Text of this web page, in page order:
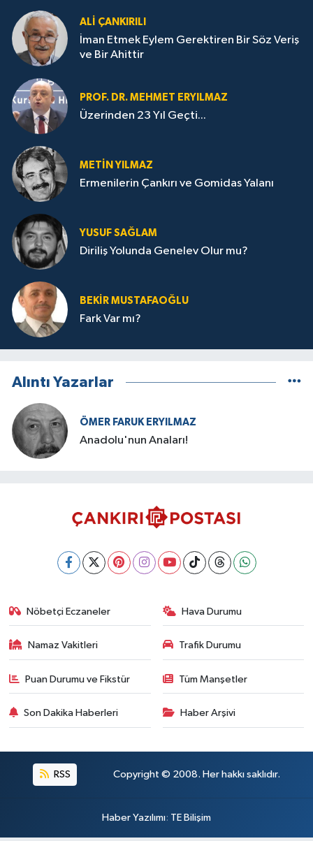
ALI ÇANKIRILI
İman Etmek Eylem Gerektiren Bir Söz Veriş
ve Bir Ahittir
PROF. DR. MEHMET ERYILMAZ
Üzerinden 23 Yıl Geçti...
METIN YILMAZ
Ermenilerin Çankırı ve Gomidas Yalanı
YUSUF SAĞLAM
Diriliş Yolunda Genelev Olur mu?
BEKIR MUSTAFAOĞLU
Fark Var mı?
Alıntı Yazarlar
ÖMER FARUK ERYILMAZ
Anadolu'nun Anaları!
Nöbetçi Eczaneler Hava Durumu
Namaz Vakitleri Trafik Durumu
Puan Durumu ve Fikstür Tüm Manşetler
Son Dakika Haberleri Haber Arşivi
RSS Copyright © 2008. Her hakkı saklıdır.
Haber Yazılımı: TE Bilişim